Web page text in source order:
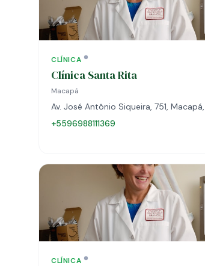
CLÍNICA
Clínica Santa Rita
Macapá
Av. José Antônio Siqueira, 751,
+5596988111369
CLÍNICA